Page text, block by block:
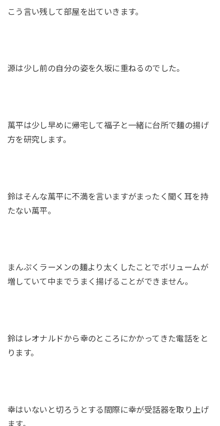
こう言い残して部屋を出ていきます。
源は少し前の自分の姿を久坂に重ねるのでした。
萬平は少し早めに帰宅して福子と一緒に台所で麺の揚げ
方を研究します。
鈴はそんな萬平に不満を言いますがまったく聞く耳を持
たない萬平。
まんぷくラーメンの麺より太くしたことでボリュームが
増していて中までうまく揚げることができません。
鈴はレオナルドから幸のところにかかってきた電話をと
ります。
幸はいないと切ろうとする間際に幸が受話器を取り上げ
ます。